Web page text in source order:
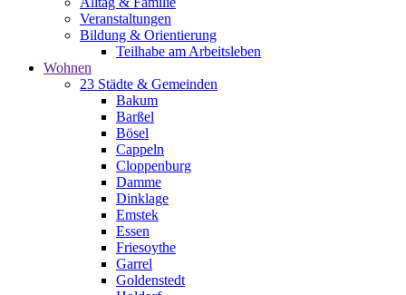
Veranstaltungen
Bildung & Orientierung
Teilhabe am Arbeitsleben
Wohnen
23 Städte & Gemeinden
Bakum
Barßel
Bösel
Cappeln
Cloppenburg
Damme
Dinklage
Emstek
Essen
Friesoythe
Garrel
Goldenstedt